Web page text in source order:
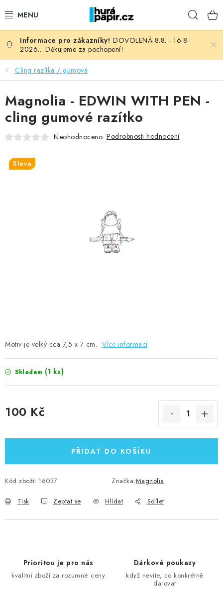
na
NOVINKY
HURÁ DÍLNA
VŠECHNO ZBOŽÍ
KNIHAŘSKÝ MATERIÁL
OBLÍBENÉ ♥️
DOVOLENÁ 8.8. - 16.8.
2026... Děkujeme za pochopení!
Cling razítka / gumová
Motiv je velký cca 7,5 x 7 cm. Více informací
Skladem (1 ks)
100 Kč
PŘIDAT DO KOŠÍKU
Kód zboží: 16037 Značka:Magnolia
Tisk Zeptat se Hlídat Sdílet
Magnolia - EDWIN WITH PEN -
cling gumové razítko
Neohodnoceno Podrobnosti hodnocení
Sleva
Prioritou je pro nás
kvalitní zboží za rozumné ceny
Dárkové poukazy
když nevíte, co konkrétně
darovat